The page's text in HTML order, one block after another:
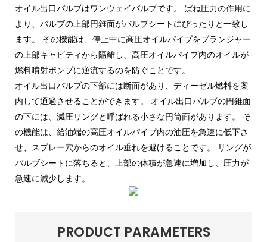
オイル出口バルブはワンウェイバルブです。 ばね圧力の作用に
より、バルブの上部円錐面がバルブシートにぴったりと一致し
ます。 その機能は、停止中に高圧オイルパイプをプランジャー
の上部キャビティから隔離し、高圧オイルパイプ内のオイルが
燃料噴射ポンプに逆流するのを防ぐことです。
オイル出口バルブの下部には断面があり、ディーゼル燃料を案
内して通過させることができます。 オイル出口バルブの円錐面
の下には、減圧リングと呼ばれる小さな円筒面があります。 そ
の機能は、給油端の高圧オイルパイプ内の油圧を急速に低下さ
せ、スプレー穴からのオイル垂れを避けることです。 リングが
バルブシートに落ちると、上部の体積が急速に増加し、圧力が
急速に減少します。
PRODUCT PARAMETERS